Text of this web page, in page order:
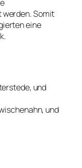
Somit
eine
und
und